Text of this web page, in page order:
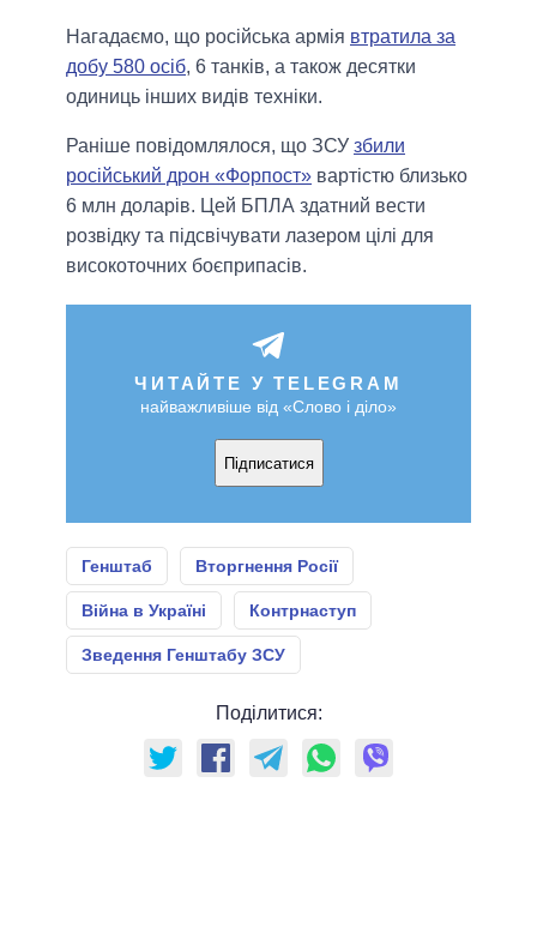
Нагадаємо, що російська армія втратила за
добу 580 осіб, 6 танків, а також десятки
одиниць інших видів техніки.
Раніше повідомлялося, що ЗСУ збили
російський дрон «Форпост» вартістю близько
6 млн доларів. Цей БПЛА здатний вести
розвідку та підсвічувати лазером цілі для
високоточних боєприпасів.
ЧИТАЙТЕ У TELEGRAM
найважливіше від «Слово і діло»
Підписатися
Генштаб Вторгнення Росії
Війна в Україні Контрнаступ
Зведення Генштабу ЗСУ
Поділитися: